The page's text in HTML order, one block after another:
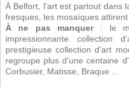
À Belfort, l'art est partout dans
fresques, les mosaïques
À ne pas manquer : le
impressionnante collection
prestigieuse collection d'art
regroupe plus d'une centaine
Corbusier, Matisse, Braque ...